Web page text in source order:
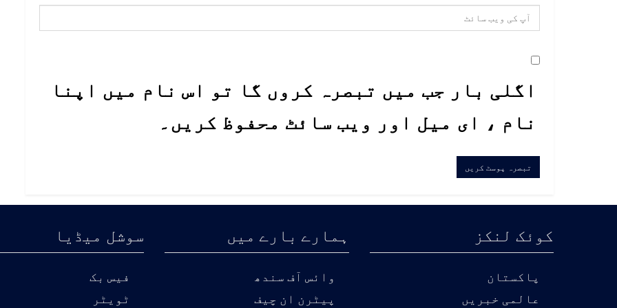
اگلی بار جب میں تبصرہ کروں گا تو اس نام میں اپنا
نام ، ای میل اور ویب سائٹ محفوظ کریں۔
کوئک لنکز
پاکستان
عالمی خبریں
ہمارے بارے میں
وائس آف سندھ
پیٹرن ان چیف
سوشل میڈیا
فیس بک
ٹویٹر